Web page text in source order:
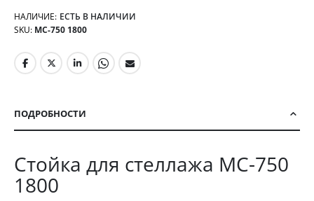
НАЛИЧИЕ: ЕСТЬ В НАЛИЧИИ
SKU МС-750 1800
ПОДРОБНОСТИ
Стойка для стеллажа МС-750
1800